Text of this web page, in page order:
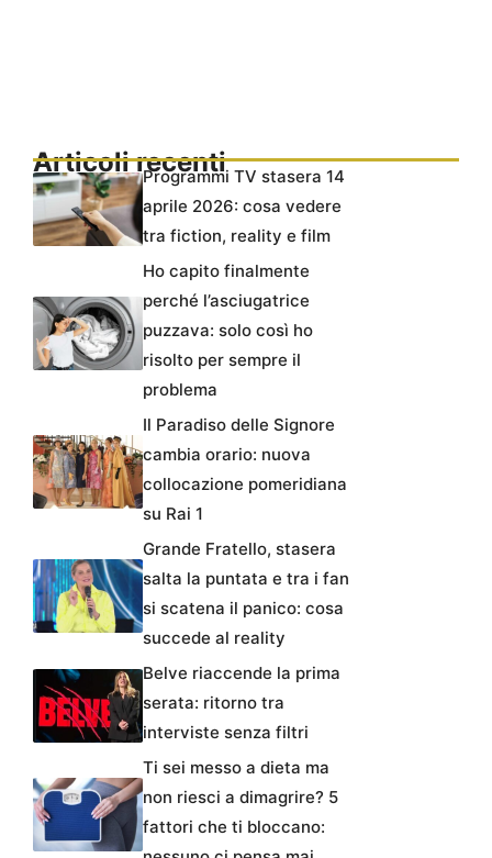
Articoli recentiProgrammi TV stasera 14
aprile 2026: cosa vedere
tra fiction, reality e film
Ho capito finalmente
perché l’asciugatrice
puzzava: solo così ho
risolto per sempre il
problema
Il Paradiso delle Signore
cambia orario: nuova
collocazione pomeridiana
su Rai 1
Grande Fratello, stasera
salta la puntata e tra i fan
si scatena il panico: cosa
succede al reality
Belve riaccende la prima
serata: ritorno tra
interviste senza filtri
Ti sei messo a dieta ma
non riesci a dimagrire? 5
fattori che ti bloccano:
nessuno ci pensa mai